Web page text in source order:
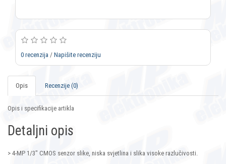
0 recenzija / Napišite recenziju
Opis Recenzije (0)
Opis i specifikacije artikla
Detaljni opis
> 4-MP 1/3″ CMOS senzor slike, niska svjetlina i slika visoke razlučivosti.